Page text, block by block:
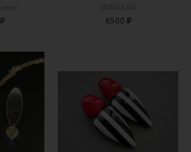
WAN LAV
6500 ₽